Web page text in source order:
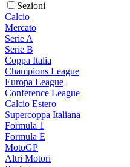
Sezioni
Calcio
Mercato
Serie A
Serie B
Coppa Italia
Champions League
Europa League
Conference League
Calcio Estero
Supercoppa Italiana
Formula 1
Formula E
MotoGP
Altri Motori